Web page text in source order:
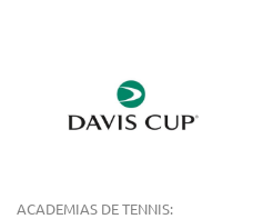
ACADEMIAS DE TENNIS: